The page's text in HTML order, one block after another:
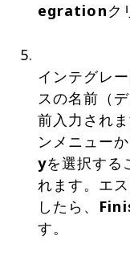
egrationク
インテグレ
スの名前（
前入力され
ンメニュー
yを選択する
れます。エ
したら、
す。